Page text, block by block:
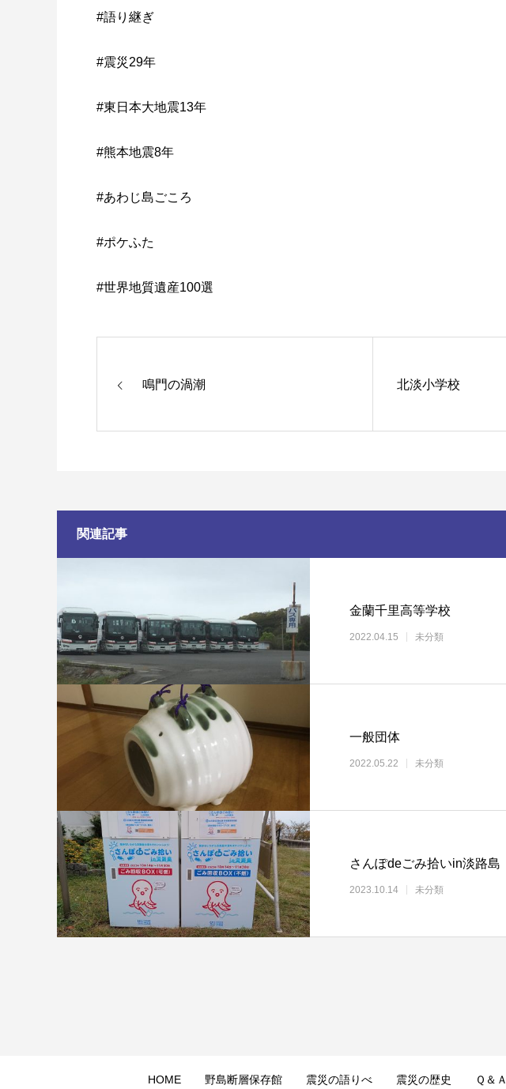
#語り継ぎ
#震災29年
#東日本大地震13年
#熊本地震8年
#あわじ島ごころ
#ポケふた
#世界地質遺産100選
鳴門の渦潮 北淡小学校
関連記事
金蘭千里高等学校
2022.04.15 未分類
一般団体
2022.05.22 未分類
さんぽdeごみ拾いin淡路島
2023.10.14 未分類
HOME 野島断層保存館 震災の語りべ 震災の歴史 Ｑ＆Ａ